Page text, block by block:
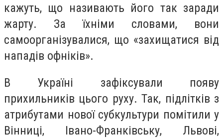
кажуть, що називають його так заради
жарту. За їхніми словами, вони
самоорганізувалися, що «захищатися від
нападів офніків».
В Україні зафіксували появу
прихильників цього руху. Так, підлітків з
атрибутами нової субкультури помітили у
Вінниці, Івано-Франківську, Львові,